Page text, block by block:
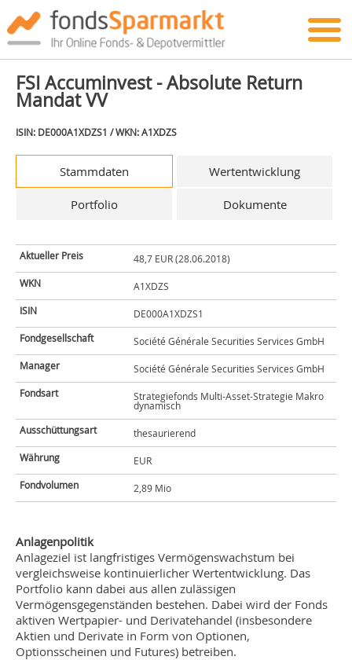
FSI Accuminvest - Absolute Return
Mandat VV
ISIN: DE000A1XDZS1 / WKN: A1XDZS
Stammdaten Wertentwicklung
Portfolio Dokumente
Aktueller Preis
48,7 EUR (28.06.2018)
WKN
A1XDZS
ISIN
DE000A1XDZS1
Fondgesellschaft
Société Générale Securities Services GmbH
Manager
Société Générale Securities Services GmbH
Fondsart
Strategiefonds Multi-Asset-Strategie Makro
dynamisch
Ausschüttungsart
thesaurierend
Währung
EUR
Fondvolumen
2,89 Mio
Anlagenpolitik
Anlageziel ist langfristiges Vermögenswachstum bei
vergleichsweise kontinuierlicher Wertentwicklung. Das
Portfolio kann dabei aus allen zulässigen
Vermögensgegenständen bestehen. Dabei wird der Fonds
aktiven Wertpapier- und Derivatehandel (insbesondere
Aktien und Derivate in Form von Optionen,
Optionsscheinen und Futures) betreiben.